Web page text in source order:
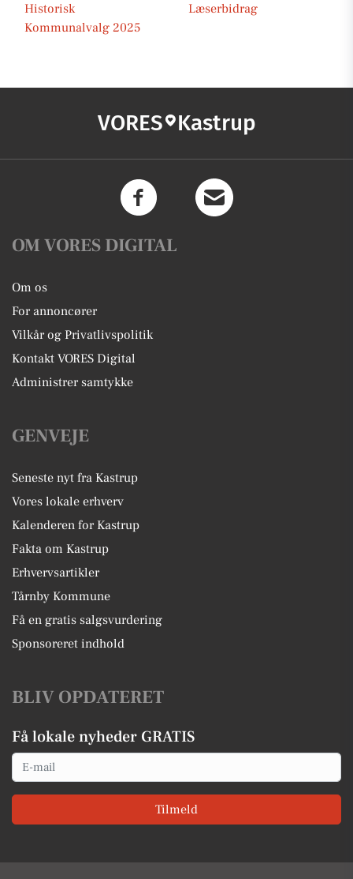
Historisk
Læserbidrag
Kommunalvalg 2025
VORES Kastrup
OM VORES DIGITAL
Om os
For annoncører
Vilkår og Privatlivspolitik
Kontakt VORES Digital
Administrer samtykke
GENVEJE
Seneste nyt fra Kastrup
Vores lokale erhverv
Kalenderen for Kastrup
Fakta om Kastrup
Erhvervsartikler
Tårnby Kommune
Få en gratis salgsvurdering
Sponsoreret indhold
BLIV OPDATERET
Få lokale nyheder GRATIS
Email
Tilmeld